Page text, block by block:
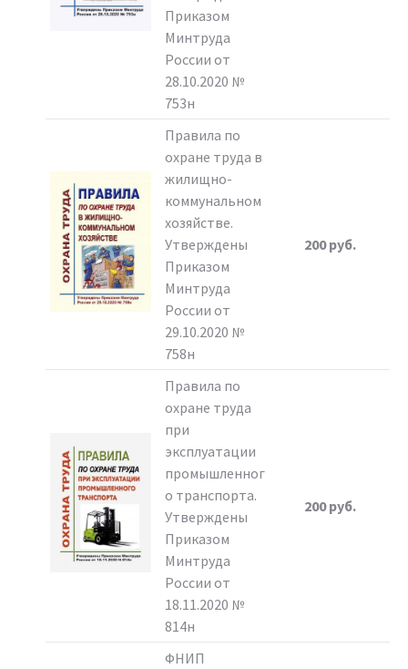
Приказом
Минтруда
России от
28.10.2020 №
753н
Правила по
охране труда в
жилищно-
коммунальном
хозяйстве.
Утверждены
Приказом
Минтруда
России от
29.10.2020 №
758н
200 руб.
Правила по
охране труда
при
эксплуатации
промышленног
о транспорта.
Утверждены
Приказом
Минтруда
России от
18.11.2020 №
814н
200 руб.
ФНИП